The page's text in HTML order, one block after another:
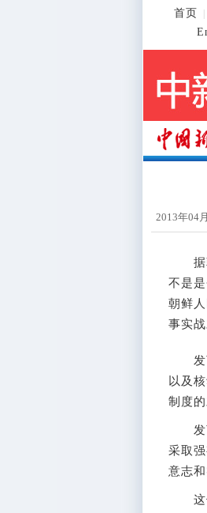
首页
2013年04
据朝
不是
朝鲜
事实战
发言
以及
制度
发言
采取
意志
这位